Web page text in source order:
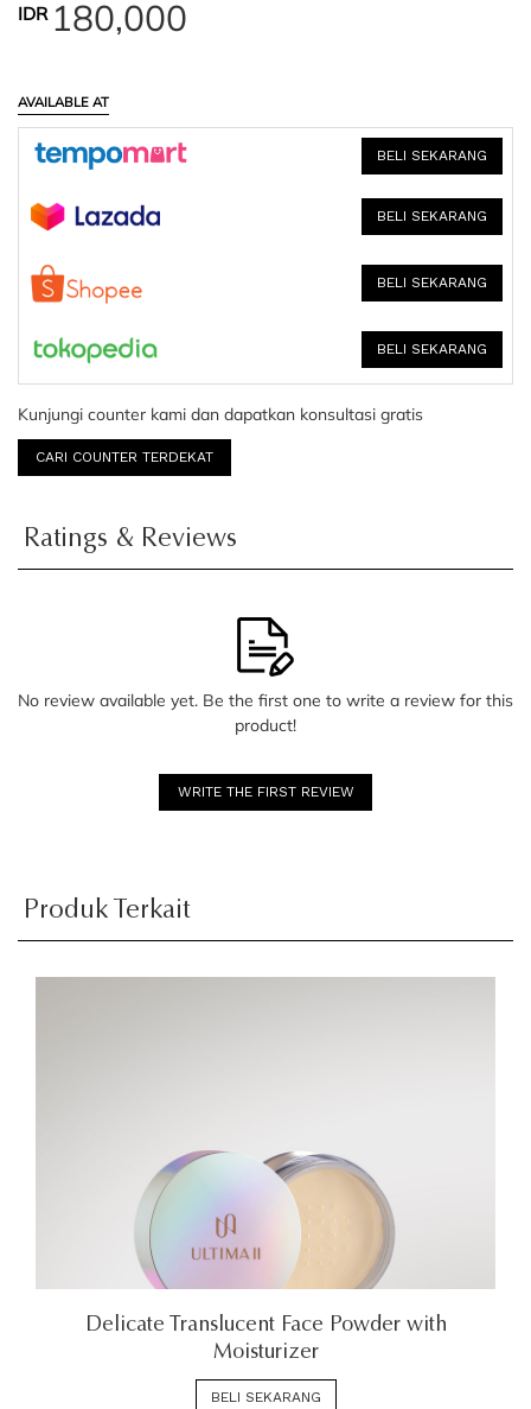
IDR180,000
AVAILABLE AT
BELI SEKARANG
BELI SEKARANG
BELI SEKARANG
BELI SEKARANG
Kunjungi counter kami dan dapatkan konsultasi gratis
CARI COUNTER TERDEKAT
Ratings & Reviews
No review available yet. Be the first one to write a review for this
product!
WRITE THE FIRST REVIEW
Produk Terkait
Delicate Translucent Face Powder with
Moisturizer
BELI SEKARANG